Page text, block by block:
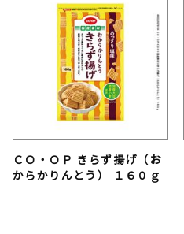
ＣＯ・ＯＰ きらず揚げ（お
からかりんとう） １６０ｇ